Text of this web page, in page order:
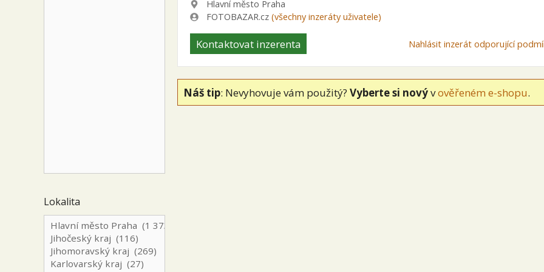
Lokalita
Hlavní město Praha
Zadavatel
FOTOBAZAR.cz (všechny inzeráty uživatele)
Kontaktovat inzerenta Nahlásit inzerát odporující
Náš tip: Nevyhovuje vám použitý? Vyberte si novývověřeném e-shopu.
Lokalita